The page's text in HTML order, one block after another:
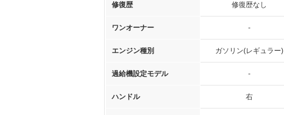
修復歴 修復歴なし
ワンオーナー -
エンジン種別 ガソリン(レギュラー)
過給機設定モデル -
ハンドル 右